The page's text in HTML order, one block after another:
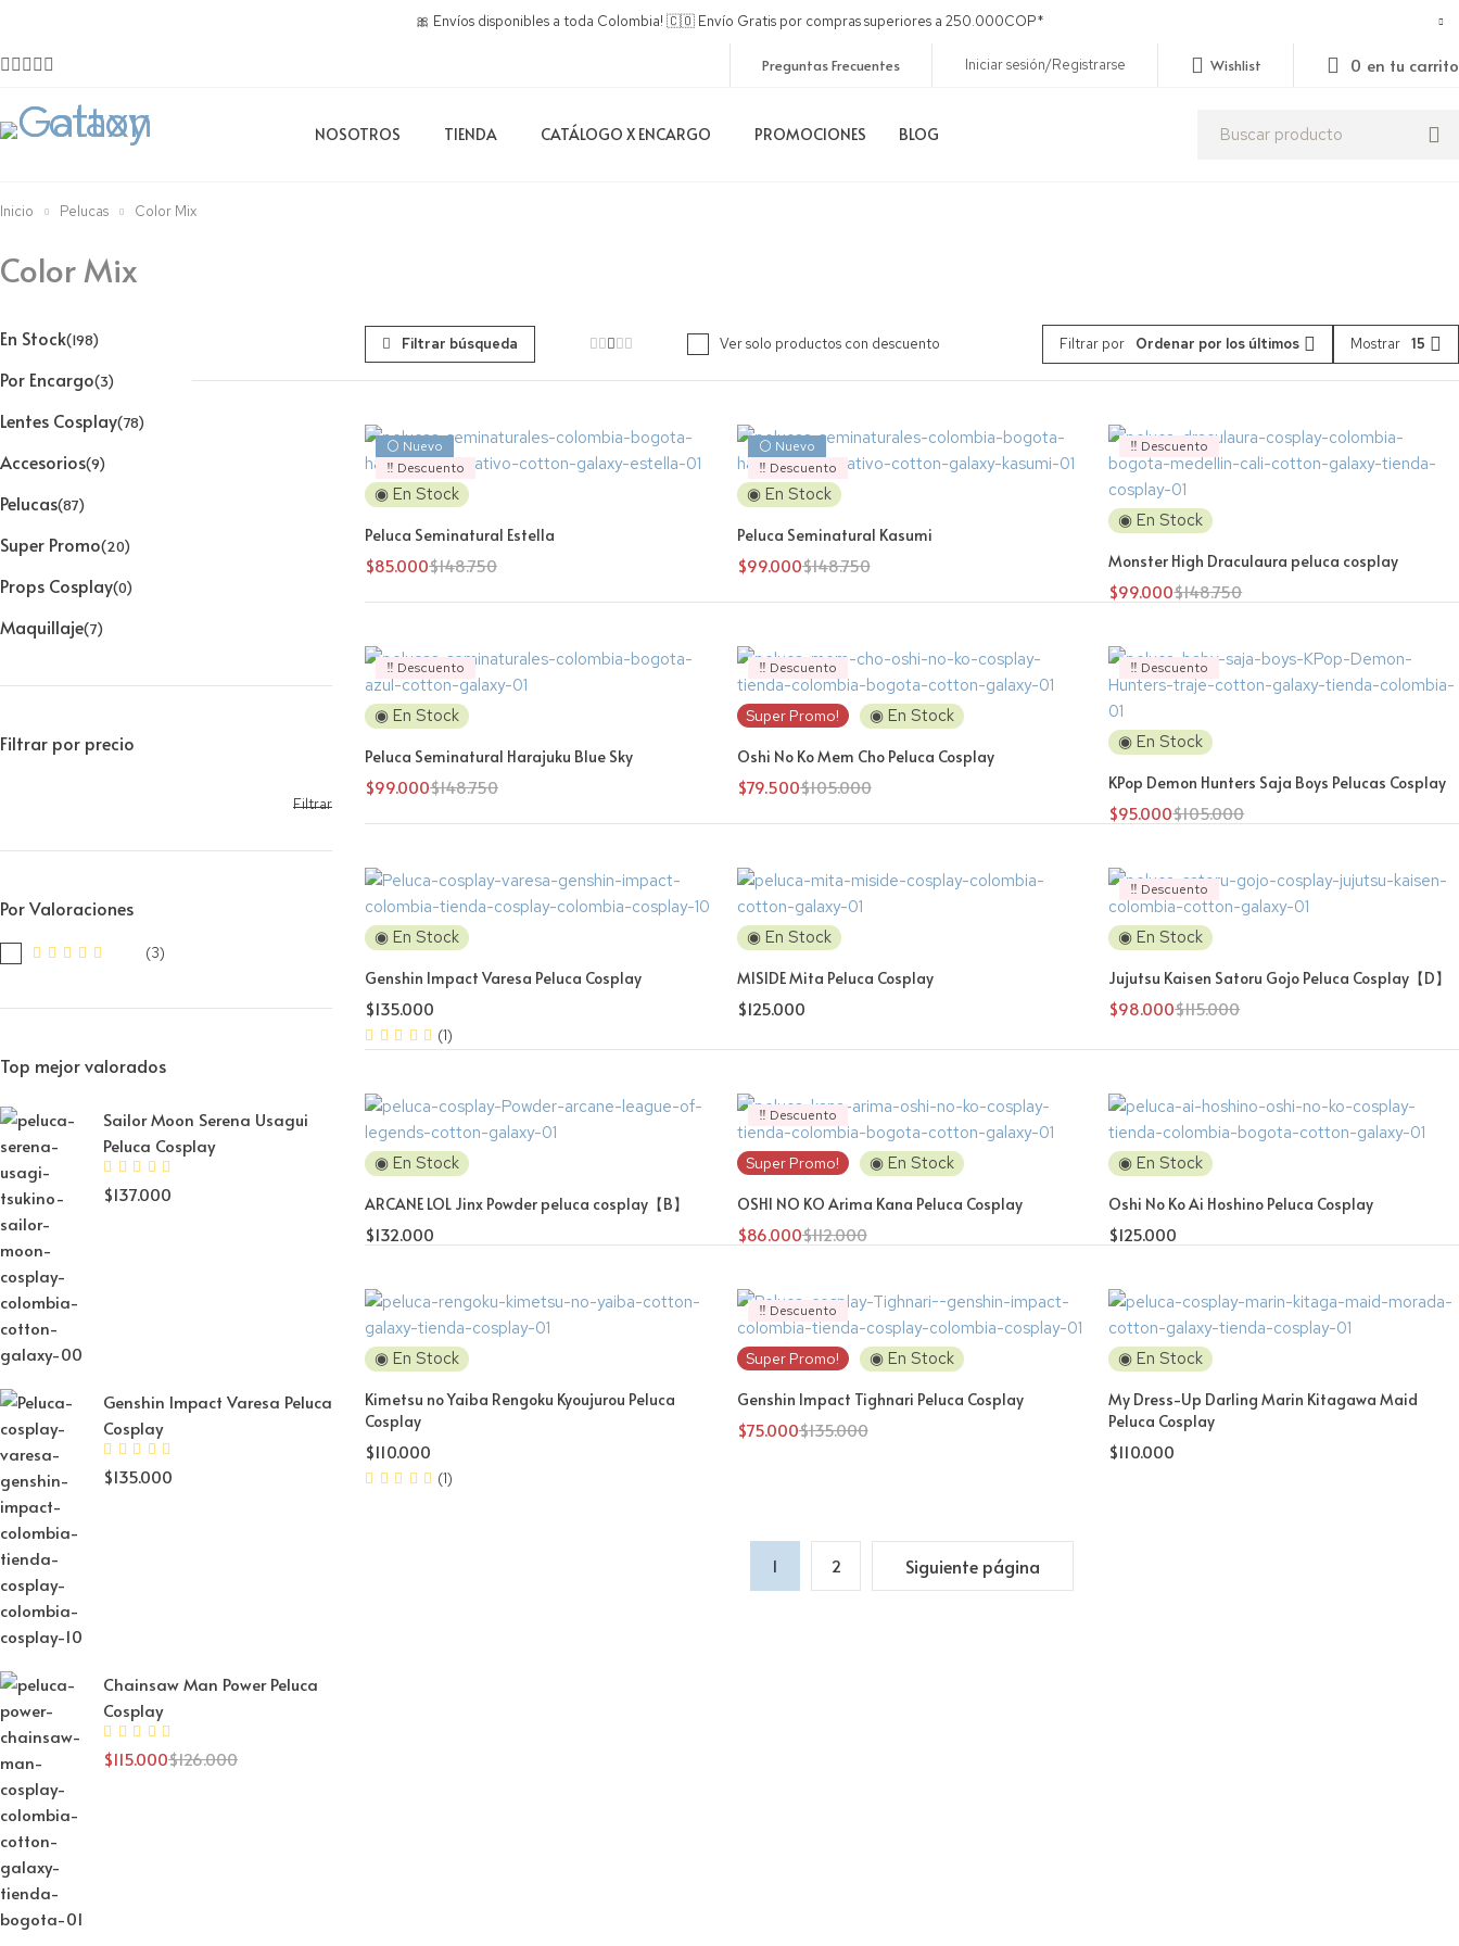
🎀 Envíos disponibles a toda Colombia! 🇨🇴 Envío Gratis por compras superiores a 250.000COP*
Preguntas Frecuentes Iniciar sesión/Registrarse Wishlist 0 en tu carrito
NOSOTROS TIENDA CATÁLOGO X ENCARGO PROMOCIONES BLOG
Inicio Pelucas Color Mix
Color Mix
En Stock(198)
Por Encargo(3)
Lentes Cosplay(78)
Accesorios(9)
Pelucas(87)
Super Promo(20)
Props Cosplay(0)
Maquillaje(7)
Filtrar por precio
Filtrar
Por Valoraciones
(3)
Top mejor valorados
Sailor Moon Serena Usagui
Peluca Cosplay
$137.000
Genshin Impact Varesa Peluca
Cosplay
$135.000
Chainsaw Man Power Peluca
Cosplay
$126.000
$115.000
Ver solo productos con descuento Filtrar por Ordenar por los últimos Mostrar 15
◉ En Stock
⚪ Nuevo
‼️ Descuento
Peluca Seminatural Estella
$148.750
$85.000
◉ En Stock
⚪ Nuevo
‼️ Descuento
Peluca Seminatural Kasumi
$148.750
$99.000
◉ En Stock
‼️ Descuento
Monster High Draculaura peluca cosplay
$148.750
$99.000
◉ En Stock
‼️ Descuento
Peluca Seminatural Harajuku Blue Sky
$148.750
$99.000
Super Promo! ◉ En Stock
‼️ Descuento
Oshi No Ko Mem Cho Peluca Cosplay
$105.000
$79.500
◉ En Stock
‼️ Descuento
KPop Demon Hunters Saja Boys Pelucas Cosplay
$105.000
$95.000
◉ En Stock
Genshin Impact Varesa Peluca Cosplay
$135.000
(1)
◉ En Stock
MISIDE Mita Peluca Cosplay
$125.000
◉ En Stock
‼️ Descuento
Jujutsu Kaisen Satoru Gojo Peluca Cosplay【D】
$115.000
$98.000
◉ En Stock
ARCANE LOL Jinx Powder peluca cosplay【B】
$132.000
Super Promo! ◉ En Stock
‼️ Descuento
OSHI NO KO Arima Kana Peluca Cosplay
$112.000
$86.000
◉ En Stock
Oshi No Ko Ai Hoshino Peluca Cosplay
$125.000
◉ En Stock
Kimetsu no Yaiba Rengoku Kyoujurou Peluca
Cosplay
$110.000
(1)
Super Promo! ◉ En Stock
‼️ Descuento
Genshin Impact Tighnari Peluca Cosplay
$135.000
$75.000
◉ En Stock
My Dress-Up Darling Marin Kitagawa Maid
Peluca Cosplay
$110.000
1 2 Siguiente página